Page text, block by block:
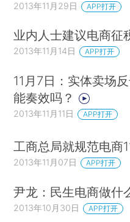
2013年11月29日 APP打开
业内人士建议电商征
2013年11月14日 APP打开
11月7日：实体卖场
能奏效吗？
2013年11月11日 APP打开
工商总局就规范电商
2013年11月07日 APP打开
尹龙：民生电商做什
2013年10月30日 APP打开